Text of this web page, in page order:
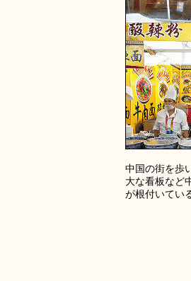
中国の街を歩
大な看板など
が根付いてい